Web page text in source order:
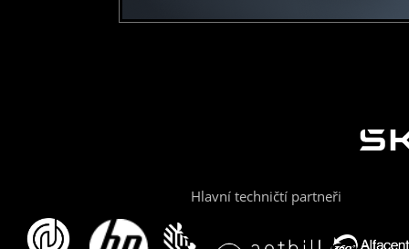
Hlavní techničtí partneři